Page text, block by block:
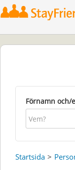
Förnamn
Startsida